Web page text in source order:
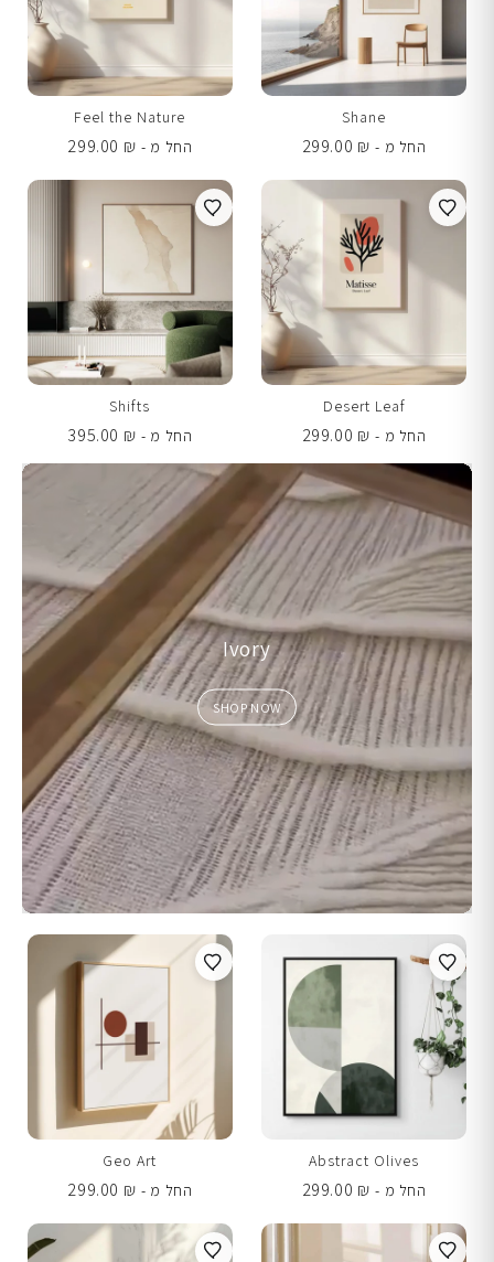
Shane
החל מ -
299.00 ₪
Feel the Nature
החל מ -
299.00 ₪
Desert Leaf
החל מ -
299.00 ₪
Shifts
החל מ -
395.00 ₪
Ivory
SHOP NOW
Abstract Olives
החל מ -
299.00 ₪
Geo Art
החל מ -
299.00 ₪